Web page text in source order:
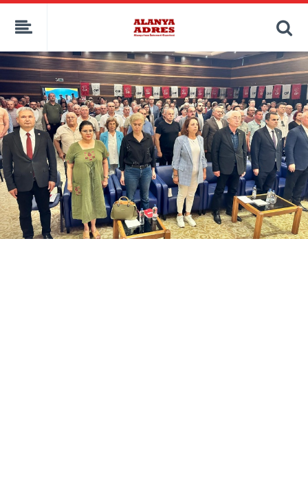
kaçak bahis
deneme bonusu
canlı bahis siteleri
deneme bonusu veren siteler
bahis siteleri
porno izle